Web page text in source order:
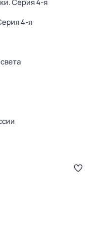
. Серия 4-я
4-я